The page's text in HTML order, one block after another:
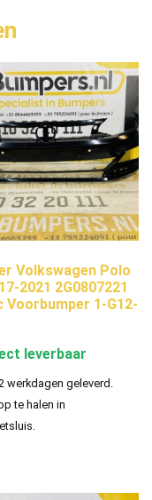
Volkswagen Polo
2021 2G0807221
Voorbumper 1-G12-
leverbaar
werkdagen geleverd.
te halen in